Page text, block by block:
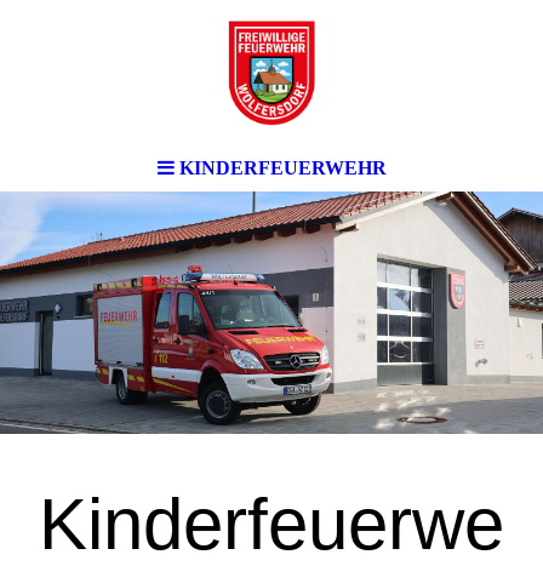
KINDERFEUERWEHR
Kinderfeuerwe